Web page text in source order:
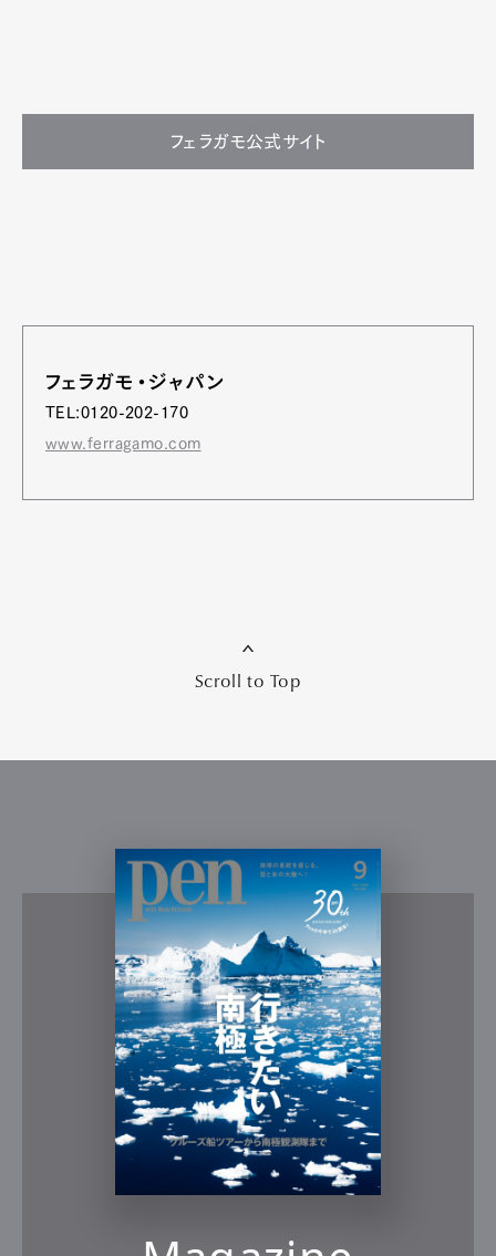
フェラガモ公式サイト
フェラガモ・ジャパン
TEL:0120-202-170
www.ferragamo.com
Scroll to Top